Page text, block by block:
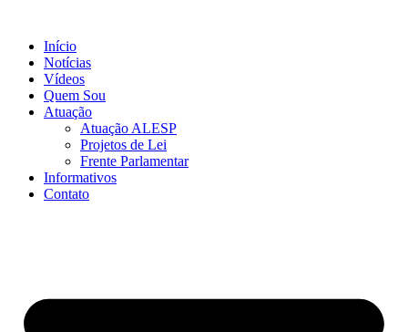
Início
Notícias
Vídeos
Quem Sou
Atuação
Atuação ALESP
Projetos de Lei
Frente Parlamentar
Informativos
Contato